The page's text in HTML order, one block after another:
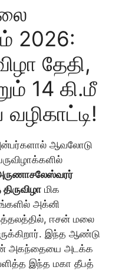
2026:
தேதி,
14 கி.மீ
வழிகாட்டி!
ஆவலோடு
மிக
அக்னி
ஈசன் மலை
இந்த ஆண்டு
அகந்தையை அடக்க
இந்த மகா தீபத்